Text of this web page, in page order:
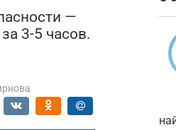
—
3-5 часов.